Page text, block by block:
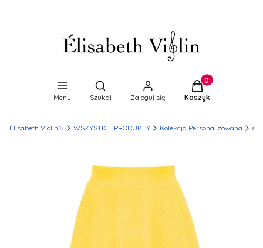
Menu
Otwórz wyszukiwarkę
Szukaj Zaloguj się
Produkty w
Koszyk
Élisabeth Violin✨ WSZYSTKIE PRODUKTY Kolekcja Personalizowana